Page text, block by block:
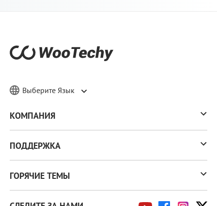
Выберите Язык
КОМПАНИЯ
ПОДДЕРЖКА
ГОРЯЧИЕ ТЕМЫ